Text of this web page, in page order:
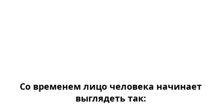
Со временем лицо человека начинает
выглядеть так: